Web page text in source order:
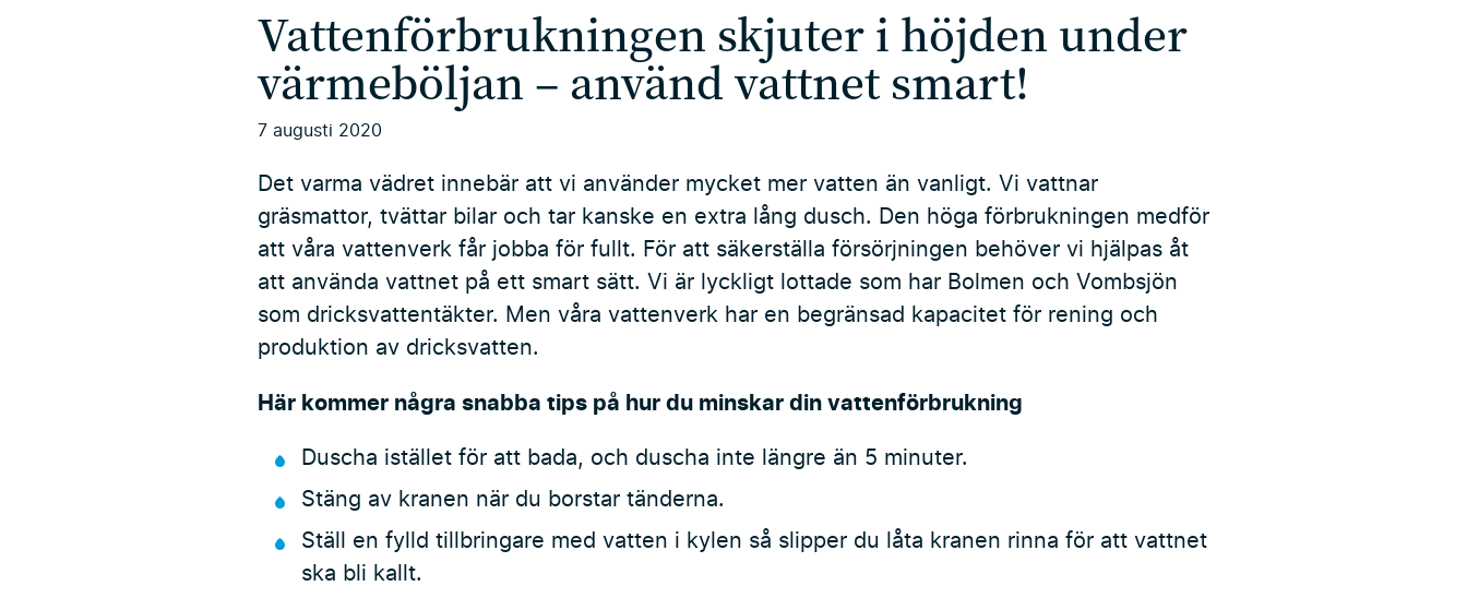
Vattenförbrukningen skjuter i höjden under
värmeböljan – använd vattnet smart!
7 augusti 2020
Det varma vädret innebär att vi använder mycket mer vatten än vanligt. Vi vattnar
gräsmattor, tvättar bilar och tar kanske en extra lång dusch. Den höga förbrukningen medför
att våra vattenverk får jobba för fullt. För att säkerställa försörjningen behöver vi hjälpas åt
att använda vattnet på ett smart sätt. Vi är lyckligt lottade som har Bolmen och Vombsjön
som dricksvattentäkter. Men våra vattenverk har en begränsad kapacitet för rening och
produktion av dricksvatten.
Här kommer några snabba tips på hur du minskar din vattenförbrukning
Duscha istället för att bada, och duscha inte längre än 5 minuter.
Stäng av kranen när du borstar tänderna.
Ställ en fylld tillbringare med vatten i kylen så slipper du låta kranen rinna för att vattnet
ska bli kallt.